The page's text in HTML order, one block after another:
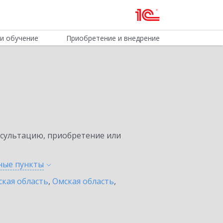
обучение Приобретение и внедрение
приобретение или
пункты
область, Омская область,